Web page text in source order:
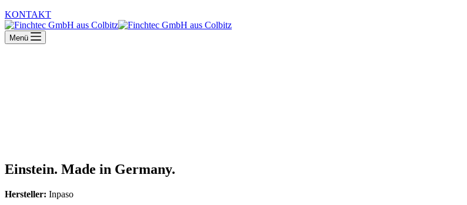
KONTAKT
Menü
Einstein. Made in Germany.
Hersteller: Inpaso